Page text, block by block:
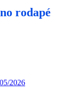
rodapé
2026